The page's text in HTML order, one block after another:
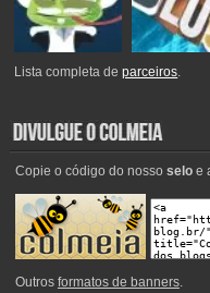
Lista completa deparceiros.
Copie o código do nosso seloe
Outros formatos de banners.